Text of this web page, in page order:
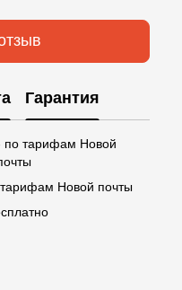
Гарантия
по тарифам Новой
Новой почты